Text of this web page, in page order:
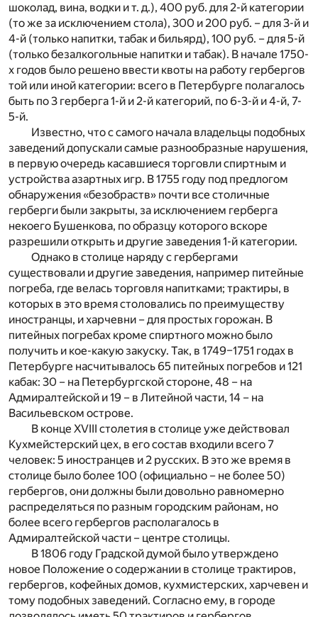
шоколад, вина, водки и т. д.), 400 руб. для 2-й категории
(то же за исключением стола), 300 и 200 руб. – для 3-й и
4-й (только напитки, табак и бильярд), 100 руб. – для 5-й
(только безалкогольные напитки и табак). В начале 1750-
х годов было решено ввести квоты на работу гербергов
той или иной категории: всего в Петербурге полагалось
быть по 3 герберга 1-й и 2-й категорий, по 6-3-й и 4-й, 7-
5-й.
Известно, что с самого начала владельцы подобных
заведений допускали самые разнообразные нарушения,
в первую очередь касавшиеся торговли спиртным и
устройства азартных игр. В 1755 году под предлогом
обнаружения «безобраств» почти все столичные
герберги были закрыты, за исключением герберга
некоего Бушенкова, по образцу которого вскоре
разрешили открыть и другие заведения 1-й категории.
Однако в столице наряду с гербергами
существовали и другие заведения, например питейные
погреба, где велась торговля напитками; трактиры, в
которых в это время столовались по преимуществу
иностранцы, и харчевни – для простых горожан. В
питейных погребах кроме спиртного можно было
получить и кое-какую закуску. Так, в 1749–1751 годах в
Петербурге насчитывалось 65 питейных погребов и 121
кабак: 30 – на Петербургской стороне, 48 – на
Адмиралтейской и 19 – в Литейной части, 14 – на
Васильевском острове.
В конце XVIII столетия в столице уже действовал
Кухмейстерский цех, в его состав входили всего 7
человек: 5 иностранцев и 2 русских. В это же время в
столице было более 100 (официально – не более 50)
гербергов, они должны были довольно равномерно
распределяться по разным городским районам, но
более всего гербергов располагалось в
Адмиралтейской части – центре столицы.
В 1806 году Градской думой было утверждено
новое Положение о содержании в столице трактиров,
гербергов, кофейных домов, кухмистерских, харчевен и
тому подобных заведений. Согласно ему, в городе